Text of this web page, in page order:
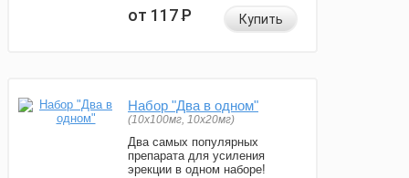
от 117Р Купить
Набор "Два в одном"
(10x100мг, 10x20мг)
Два самых популярных
препарата для усиления
эрекции в одном наборе!